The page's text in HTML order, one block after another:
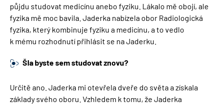
půjdu studovat medicínu anebo fyziku. Lákalo mě obojí, ale
fyzika mě moc bavila. Jaderka nabízela obor Radiologická
fyzika, který kombinuje fyziku a medicínu, a to vedlo
k mému rozhodnutí přihlásit se na Jaderku.
Šla byste sem studovat znovu?
Určitě ano. Jaderka mi otevřela dveře do světa a získala
základy svého oboru. Vzhledem k tomu, že Jaderka